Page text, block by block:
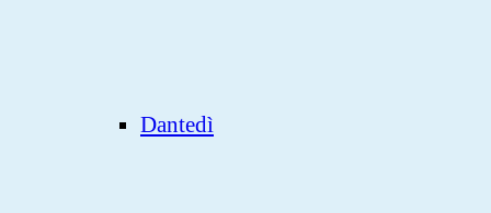
Dantedì